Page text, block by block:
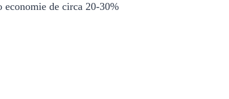
de circa 20-30%